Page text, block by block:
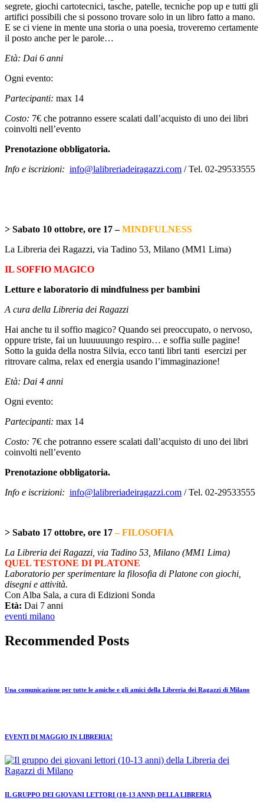
segrete, giochi cartotecnici, tasche, patelle, tecniche pop up e tutti gli
artifici possibili che si possono trovare solo in un libro fatto a mano.
E se ci viene in mente una storia o una poesia, troveremo certamente
il posto anche per le parole…
Età: Dai 6 anni
Ogni evento:
Partecipanti: max 14
Costo: 7€ che potranno essere scalati dall’acquisto di uno dei libri
coinvolti nell’evento
Prenotazione obbligatoria.
Info e iscrizioni: info@lalibreriadeiragazzi.com / Tel. 02-29533555
> Sabato 10 ottobre, ore 17 –MINDFULNESS
La Libreria dei Ragazzi, via Tadino 53, Milano (MM1 Lima)
IL SOFFIO MAGICO
Letture e laboratorio di mindfulness per bambini
A cura della Libreria dei Ragazzi
Hai anche tu il soffio magico? Quando sei preoccupato, o nervoso,
oppure triste, fai un luuuuuungo respiro… e soffia sulle pagine!
Sotto la guida della nostra Silvia, ecco tanti libri tanti esercizi per
ritrovare calma, relax ed energia usando l’immaginazione!
Età: Dai 4 anni
Ogni evento:
Partecipanti: max 14
Costo: 7€ che potranno essere scalati dall’acquisto di uno dei libri
coinvolti nell’evento
Prenotazione obbligatoria.
Info e iscrizioni: info@lalibreriadeiragazzi.com / Tel. 02-29533555
> Sabato 17 ottobre, ore 17– FILOSOFIA
La Libreria dei Ragazzi, via Tadino 53, Milano (MM1 Lima)
QUEL TESTONE DI PLATONE
Laboratorio per sperimentare la filosofia di Platone con giochi,
disegni e attività.
Con Alba Sala, a cura di Edizioni Sonda
Età: Dai 7 anni
eventi milano
Recommended Posts
Una comunicazione per tutte le amiche e gli amici della Libreria dei Ragazzi di Milano
EVENTI DI MAGGIO IN LIBRERIA!
IL GRUPPO DEI GIOVANI LETTORI (10-13 ANNI) DELLA LIBRERIA